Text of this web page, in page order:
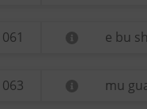
061 e bu
063 mu